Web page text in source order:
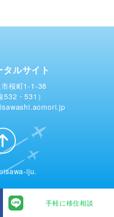
手軽に移住相談
ルサイト
桜町1-1-38
・531）
iju.